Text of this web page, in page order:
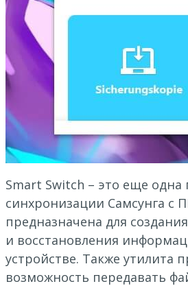
Smart Switch – это еще одна
синхронизации Самсунга с
предназначена для
и восстановления
устройстве. Также утилита
возможность передавать